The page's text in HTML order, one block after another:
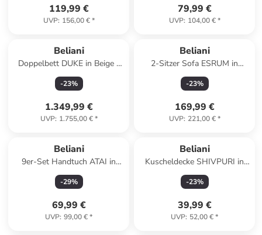
119,99 €
UVP: 156,00 €*
79,99 €
UVP: 104,00 €*
Beliani
Doppelbett DUKE in Beige -
(W) 181 x (H) 102 x (L) 216
cm
-23%
1.349,99 €
UVP: 1.755,00 €*
Beliani
2-Sitzer Sofa ESRUM in
Grau/Braun - (W) 111 x (H) 79
x (L) 72 cm
-23%
169,99 €
UVP: 221,00 €*
Beliani
9er-Set Handtuch ATAI in
Weiß
-29%
69,99 €
UVP: 99,00 €*
Beliani
Kuscheldecke SHIVPURI in
Blau - (W) 130 x (H) 1 x (L)
180 cm
-23%
39,99 €
UVP: 52,00 €*